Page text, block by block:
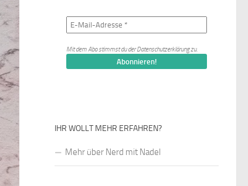
Mit dem Abo stimmst du derDatenschutzerklärungzu.
IHR WOLLT MEHR ERFAHREN?
Mehr über Nerd mit Nadel